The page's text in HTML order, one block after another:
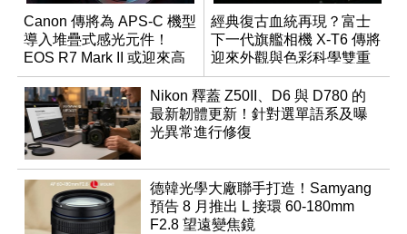
Canon 傳將為 APS-C 機型
導入堆疊式感光元件！
EOS R7 Mark II 或迎來高
速讀出升級
經典復古血統再現？富士
下一代旗艦相機 X-T6 傳將
迎來外觀與色彩科學雙重
優化
Nikon 釋蓋 Z50II、D6 與 D780 的
最新韌體更新！針對選單語系及曝
光異常進行修復
德韓光學大廠聯手打造！Samyang
預告 8 月推出 L 接環 60-180mm
F2.8 望遠變焦鏡